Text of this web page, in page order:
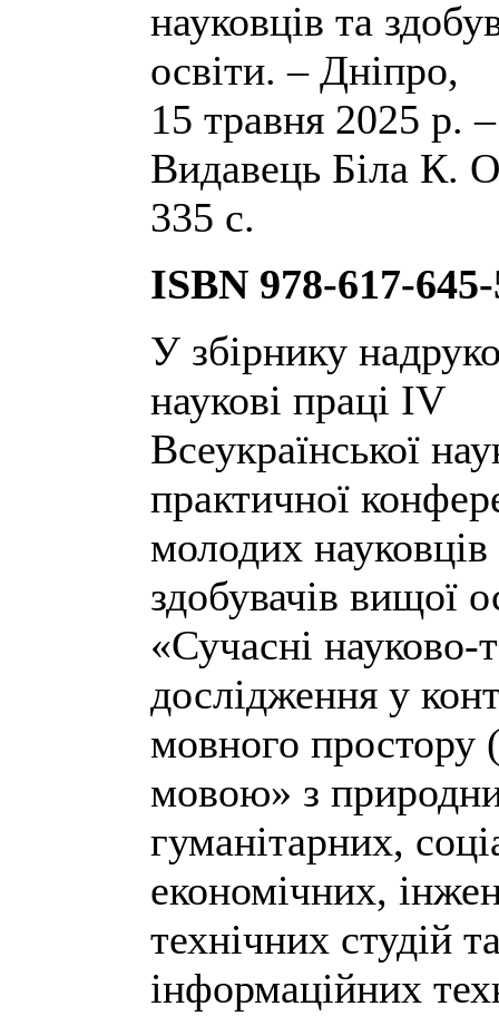
науковців та
освіти. – Дніпро,
15 травня 2025 р.
Видавець Біла К.
335 с.
ISBN 978-617-
У збірнику
наукові праці ІV
Всеукраїнської
практичної
молодих науковців
здобувачів вищої
«Сучасні науково-
дослідження у
мовного простору
мовою» з
гуманітарних,
економічних,
технічних студій
інформаційних